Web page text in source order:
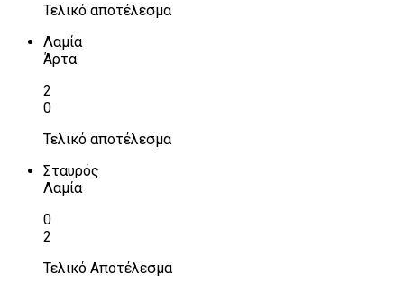
Τελικό αποτέλεσμα
Λαμία
Άρτα
2
0
Τελικό αποτέλεσμα
Σταυρός
Λαμία
0
2
Τελικό Αποτέλεσμα